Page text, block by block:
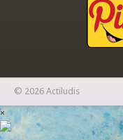
© 2026 Actiludis
×